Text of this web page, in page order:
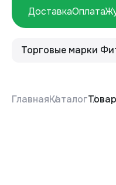
ДоставкаОплата
Торговые марки
ГлавнаяКаталогТовар